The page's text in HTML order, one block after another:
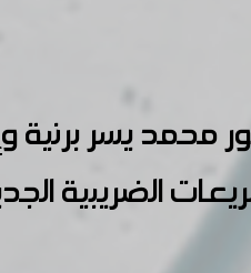
محمد يسر برنية
الضريبية